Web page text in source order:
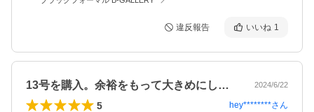
違反報告 いいね 1
13号を購入。余裕をもって大きめにしま… 2024/6/22
5 hey********さん